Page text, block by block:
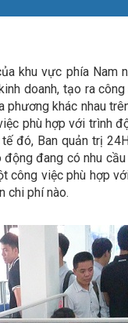
khu vực phía Nam
doanh, tạo ra
khác nhau
phù hợp với trình
đó, Ban quản trị
động đang có nhu
công việc phù hợp
chi phí nào.